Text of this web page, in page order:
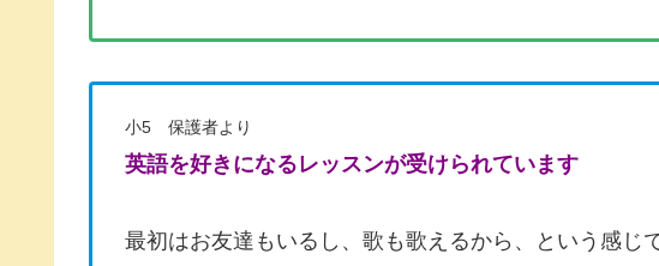
小5 保護者より
英語を好きになるレッスンが受けられています
最初はお友達もいるし、歌も歌えるから、という感じ